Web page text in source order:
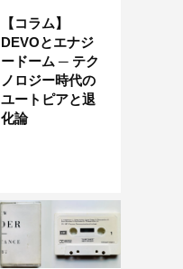
【コラム】
DEVOとエナジ
ードーム ─ テク
ノロジー時代の
ユートピアと退
化論